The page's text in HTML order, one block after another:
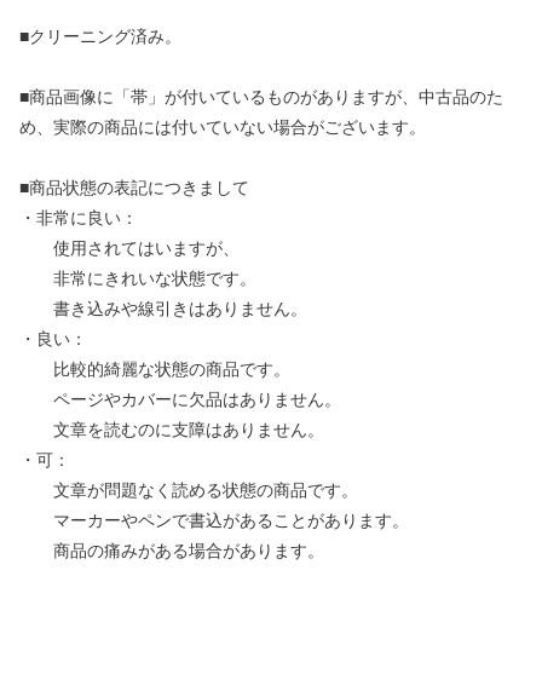
■クリーニング済み。
■商品画像に「帯」が付いているものがありますが、中古品のた
め、実際の商品には付いていない場合がございます。
■商品状態の表記につきまして
・非常に良い：
使用されてはいますが、
非常にきれいな状態です。
書き込みや線引きはありません。
・良い：
比較的綺麗な状態の商品です。
ページやカバーに欠品はありません。
文章を読むのに支障はありません。
・可：
文章が問題なく読める状態の商品です。
マーカーやペンで書込があることがあります。
商品の痛みがある場合があります。